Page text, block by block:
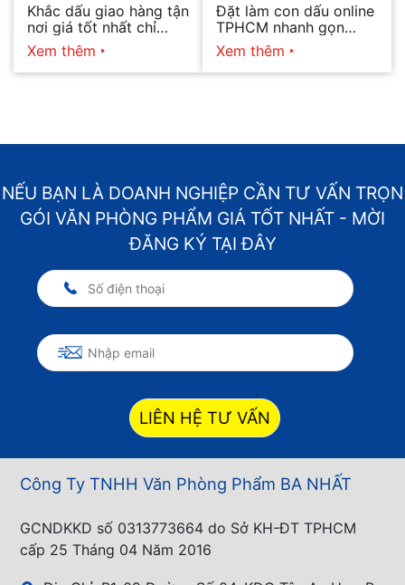
Khắc dấu giao hàng tận
nơi giá tốt nhất chỉ
hôm nay
Xem thêm
Đặt làm con dấu online
TPHCM nhanh gọn
2026
Xem thêm
NẾU BẠN LÀ DOANH NGHIỆP CẦN TƯ VẤN TRỌN
GÓI VĂN PHÒNG PHẨM GIÁ TỐT NHẤT - MỜI
ĐĂNG KÝ TẠI ĐÂY
LIÊN HỆ TƯ VẤN
Công Ty TNHH Văn Phòng Phẩm BA NHẤT
GCNDKKD số 0313773664 do Sở KH-ĐT TPHCM
cấp 25 Tháng 04 Năm 2016